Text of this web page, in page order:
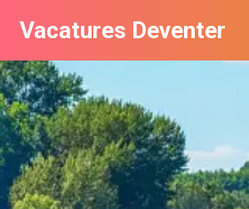
Vacatures Deventer
Vacatures per bedrijf in Deventer
De populairste vacatures in Deventer
Nieuwsbrief feed